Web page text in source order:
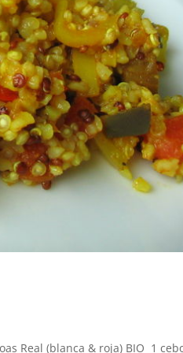
Real (blanca & roja) BIO 1